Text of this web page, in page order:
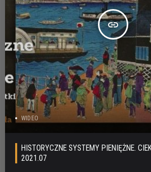
insert_link
WIDEO
HISTORYCZNE SYSTEMY PIENIĘŻNE.
2021.07